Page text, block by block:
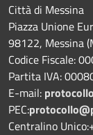
Città di Messina
Piazza Unione
98122, Messina
Codice Fiscale:
Partita IVA:
E-mail:
PEC:
Centralino